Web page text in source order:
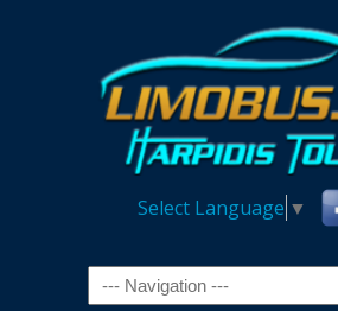
Select Language ▼
Navigation